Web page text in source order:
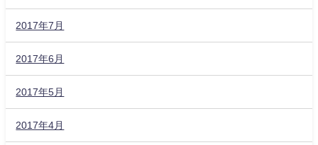
2017年7月
2017年6月
2017年5月
2017年4月